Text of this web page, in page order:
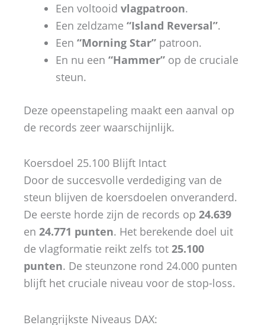
Een voltooid vlagpatroon.
Een zeldzame “Island Reversal”.
Een “Morning Star” patroon.
En nu een “Hammer” op de cruciale
steun.
Deze opeenstapeling maakt een aanval op
de records zeer waarschijnlijk.
Koersdoel 25.100 Blijft Intact
Door de succesvolle verdediging van de
steun blijven de koersdoelen onveranderd.
De eerste horde zijn de records op 24.639
en 24.771 punten. Het berekende doel uit
de vlagformatie reikt zelfs tot 25.100
punten. De steunzone rond 24.000 punten
blijft het cruciale niveau voor de stop-loss.
Belangrijkste Niveaus DAX: